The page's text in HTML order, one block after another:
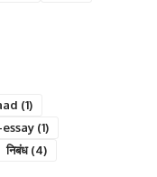
(1)
(1)
निबंध(4)